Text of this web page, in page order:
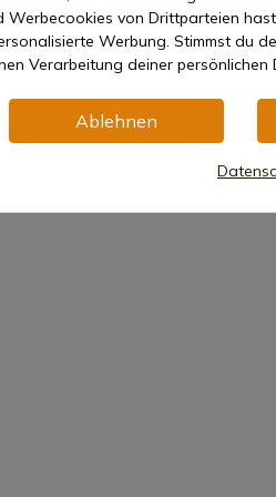
7-15 Tage Versand
452,00 €
Werbecookies von Drittparteien
Werbung. Stimmst du
Verarbeitung deiner persönlichen
Ablehnen